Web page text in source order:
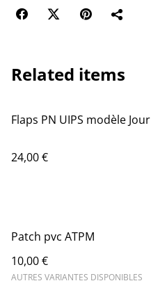
Related items
Flaps PN UIPS modèle Jour
24,00 €
Patch pvc ATPM
10,00 €
AUTRES VARIANTES DISPONIBLES